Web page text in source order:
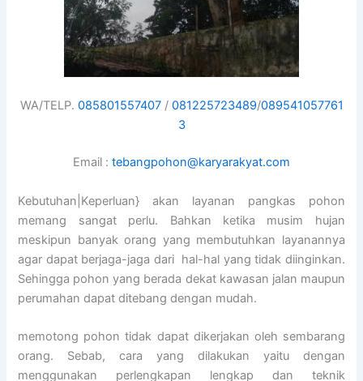
WA/TELP. 085801557407/ 081225723489/089541057761
3
Email : tebangpohon@karyarakyat.com
Kebutuhan|Keperluan} akan layanan pangkas pohon
memang sangat perlu. Bahkan ketika musim hujan
meskipun banyak orang yang membutuhkan layanannya
agar dapat berjaga-jaga dari hal-hal yang tidak diinginkan.
Sehingga pohon yang berada dekat kawasan jalan maupun
perumahan dapat ditebang dengan mudah.
memotong pohon tidak dapat dikerjakan oleh sembarang
orang. Sebab, cara yang dilakukan yaitu dengan
menggunakan perlengkapan lengkap dan teknik